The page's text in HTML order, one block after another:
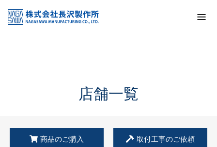
KSS加盟店・取扱店情報
店舗一覧
店舗一覧
商品のご購入 取付工事のご依頼